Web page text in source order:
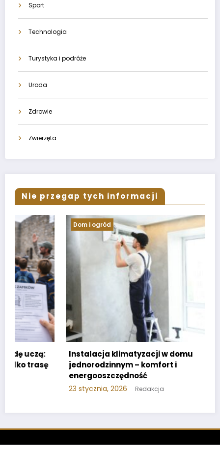
Sport
Technologia
Turystyka i podróże
Uroda
Zdrowie
Zwierzęta
Nie przegap tych informacji
Dom i ogród
Instalacja klimatyzacji w domu
jednorodzinnym – komfort i
energooszczędność
23 stycznia, 2026 Redakcja